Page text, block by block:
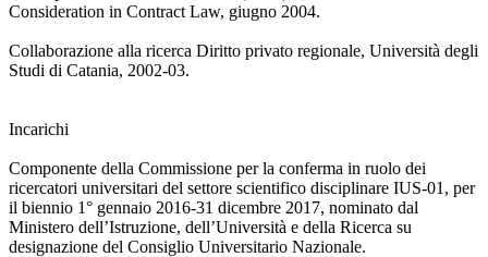
Consideration in Contract Law, giugno 2004.
Collaborazione alla ricerca Diritto privato regionale, Università degli
Studi di Catania, 2002-03.
Incarichi
Componente della Commissione per la conferma in ruolo dei
ricercatori universitari del settore scientifico disciplinare IUS-01, per
il biennio 1° gennaio 2016-31 dicembre 2017, nominato dal
Ministero dell’Istruzione, dell’Università e della Ricerca su
designazione del Consiglio Universitario Nazionale.